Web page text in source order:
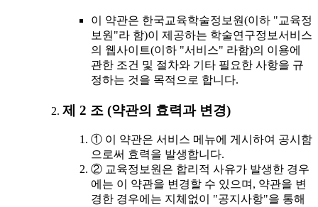
이 약관은 한국교육학술정보원(이하 "교육정
보원"라 함)이 제공하는 학술연구정보서비스
의 웹사이트(이하 "서비스" 라함)의 이용에
관한 조건 및 절차와 기타 필요한 사항을 규
정하는 것을 목적으로 합니다.
제 2 조 (약관의 효력과 변경)
① 이 약관은 서비스 메뉴에 게시하여 공시함
으로써 효력을 발생합니다.
② 교육정보원은 합리적 사유가 발생한 경우
에는 이 약관을 변경할 수 있으며, 약관을 변
경한 경우에는 지체없이 "공지사항"을 통해